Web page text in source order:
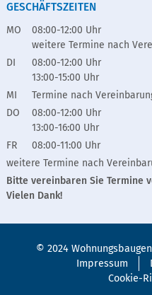
GESCHÄFTSZEITEN
MO
08:00-12:00 Uhr
weitere Termine nach
DI
08:00-12:00 Uhr
13:00-15:00 Uhr
MI
Termine nach
DO
08:00-12:00 Uhr
13:00-16:00 Uhr
FR
08:00-11:00 Uhr
weitere Termine nach
Bitte vereinbaren Sie Termine
Vielen Dank!
© 2024
Impressum
Cookie-